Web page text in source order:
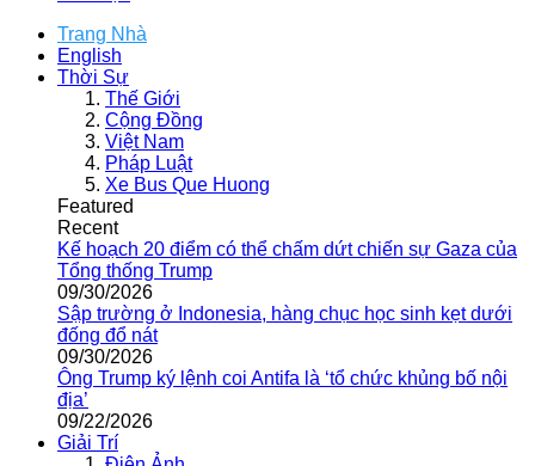
Trang Nhà
English
Thời Sự
Thế Giới
Cộng Đồng
Việt Nam
Pháp Luật
Xe Bus Que Huong
Featured
Recent
Kế hoạch 20 điểm có thể chấm dứt chiến sự Gaza của
Tổng thống Trump
09/30/2026
Sập trường ở Indonesia, hàng chục học sinh kẹt dưới
đống đổ nát
09/30/2026
Ông Trump ký lệnh coi Antifa là ‘tổ chức khủng bố nội
địa’
09/22/2026
Giải Trí